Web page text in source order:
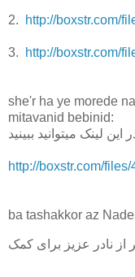
2. http://boxstr.com/
3. http://boxstr.com/
she'r ha ye morede
mitavanid bebinid:
http://boxstr.com/
ba tashakkor az
از نادر عزیز برای کمک